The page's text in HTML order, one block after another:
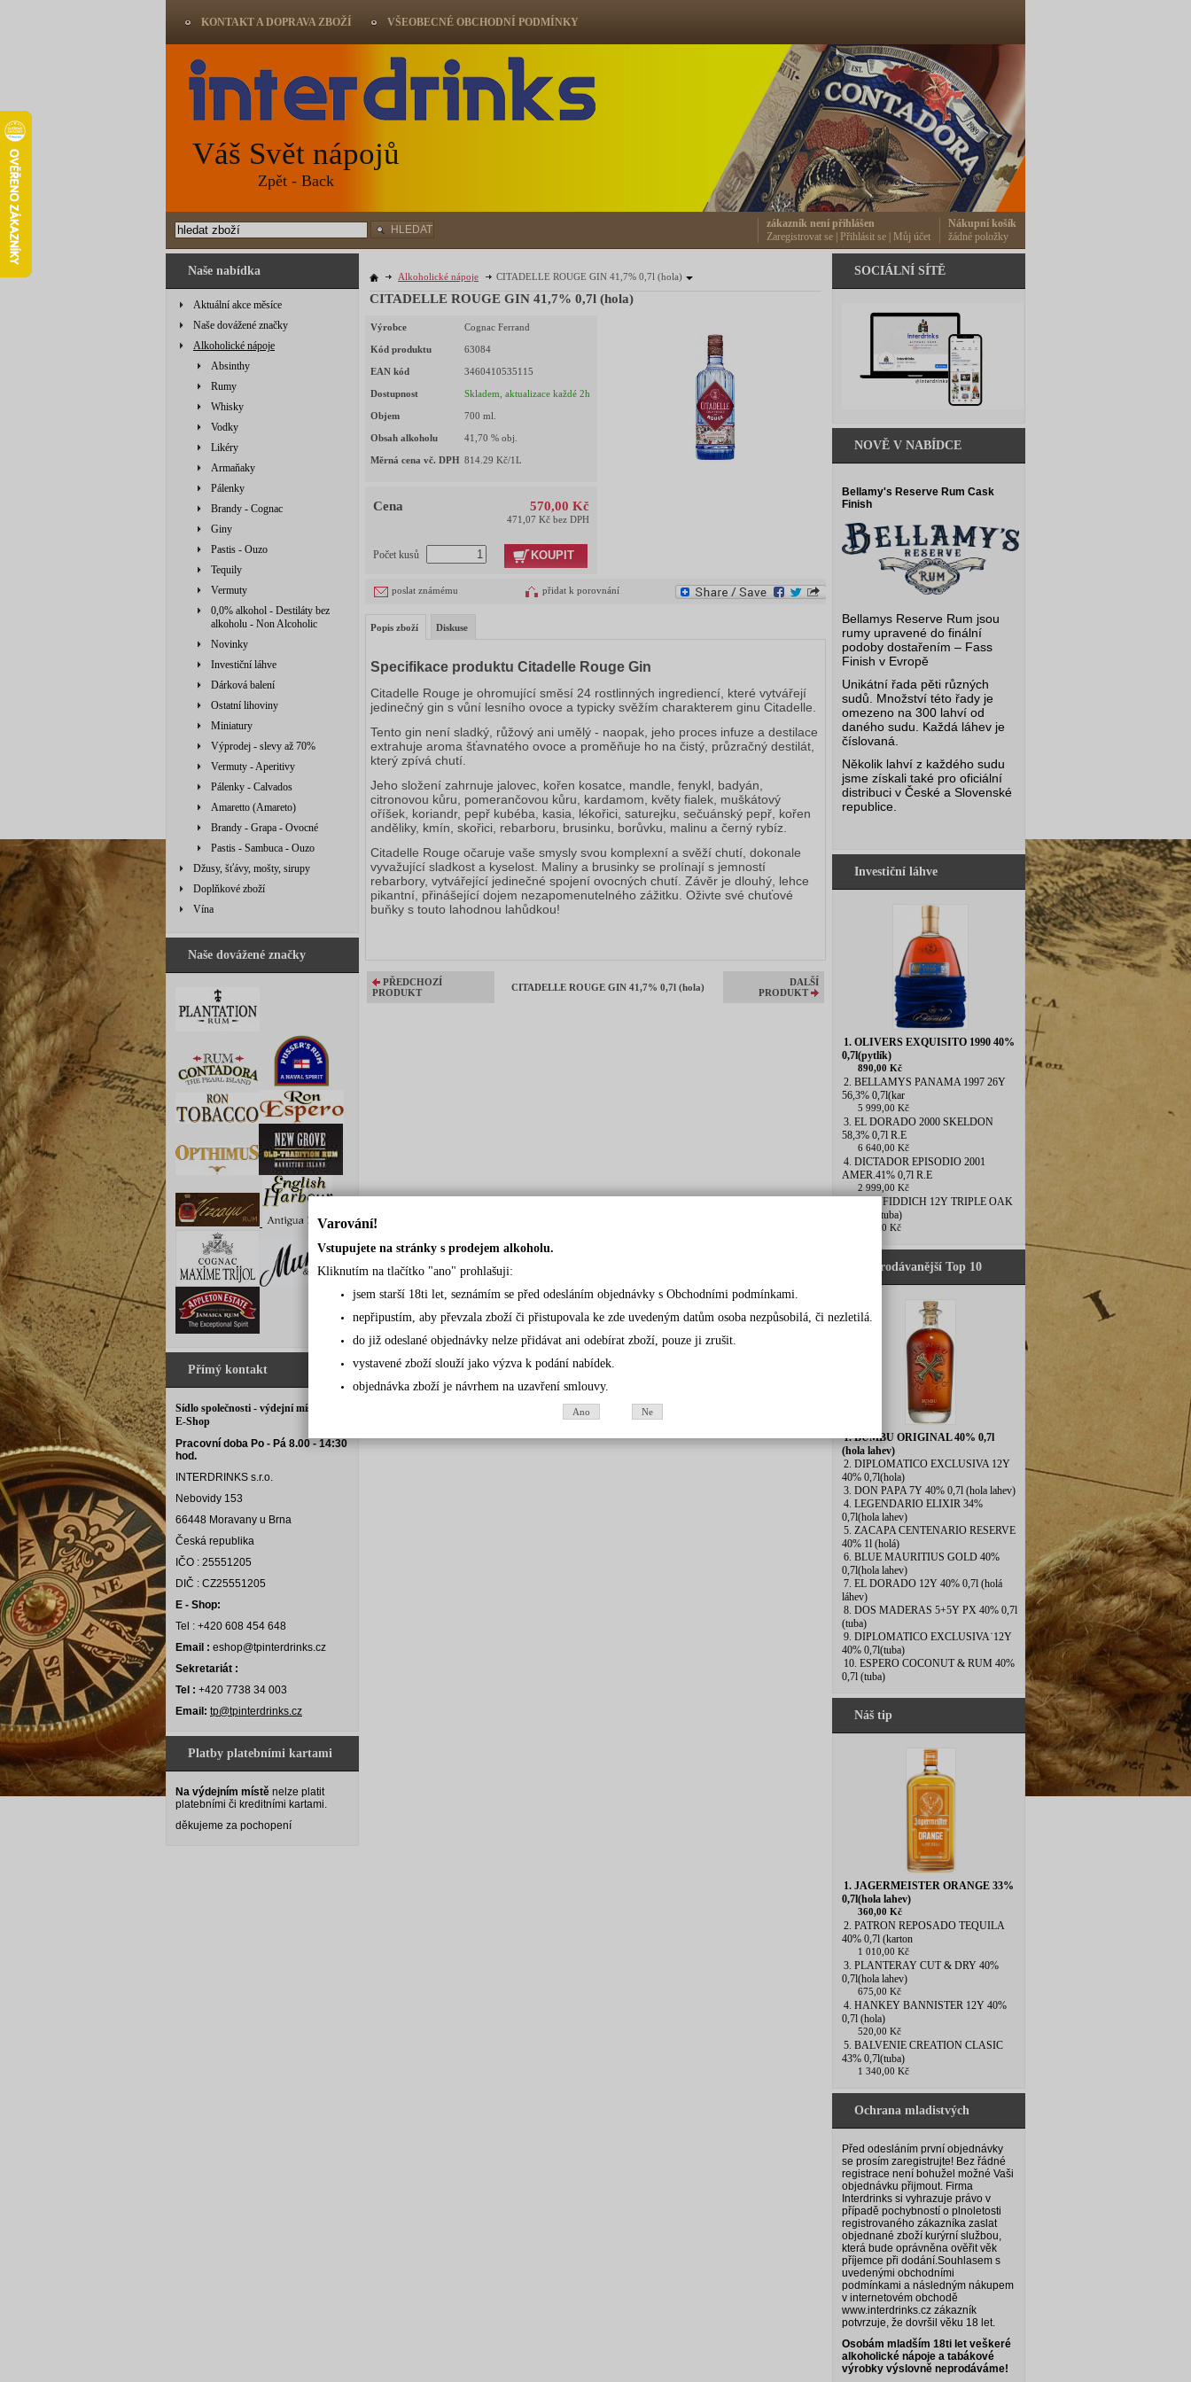
Naše nabídka
Aktuální akce měsíce
Naše dovážené značky
Alkoholické nápoje
Absinthy
Rumy
Whisky
Vodky
Likéry
Armaňaky
Pálenky
Brandy - Cognac
Giny
Pastis - Ouzo
Tequily
Vermuty
0,0% alkohol - Destiláty bez
alkoholu - Non Alcoholic
Novinky
Investiční láhve
Dárková balení
Ostatní lihoviny
Miniatury
Výprodej - slevy až 70%
Vermuty - Aperitivy
Pálenky - Calvados
Amaretto (Amareto)
Brandy - Grapa - Ovocné
Pastis - Sambuca - Ouzo
Džusy, šťávy, mošty, sirupy
Doplňkové zboží
Vína
Naše dovážené značky
Přímý kontakt
Sídlo společnosti - výdejní místo pro
E-Shop
Pracovní doba Po - Pá 8.00 - 14:30
hod.
INTERDRINKS s.r.o.
Nebovidy 153
66448 Moravany u Brna
Česká republika
IČO : 25551205
DIČ : CZ25551205
E - Shop:
Tel : +420 608 454 648
Email : eshop@tpinterdrinks.cz
Sekretariát :
Tel : +420 7738 34 003
Email: tp@tpinterdrinks.cz
Platby platebními kartami
Na výdejním místě nelze platit
platebními či kreditními kartami.
děkujeme za pochopení
Alkoholické nápoje CITADELLE ROUGE GIN 41,7% 0,7l (hola)
CITADELLE ROUGE GIN 41,7% 0,7l (hola)
Výrobce Cognac Ferrand
Kód produktu 63084
EAN kód 3460410535115
Dostupnost Skladem, aktualizace každé 2h
Objem 700 ml.
Obsah alkoholu 41,70 % obj.
Měrná cena vč. DPH 814.29 Kč/1L
Cena 570,00 Kč
471,07 Kč bez DPH
Počet kusů KOUPIT
poslat známému přidat k porovnání
Popis zboží Diskuse
Specifikace produktu Citadelle Rouge Gin
Citadelle Rouge je ohromující směsí 24 rostlinných ingrediencí, které vytvářejí
jedinečný gin s vůní lesního ovoce a typicky svěžím charakterem ginu Citadelle.
Tento gin není sladký, růžový ani umělý - naopak, jeho proces infuze a destilace
extrahuje aroma šťavnatého ovoce a proměňuje ho na čistý, průzračný destilát,
který zpívá chutí.
Jeho složení zahrnuje jalovec, kořen kosatce, mandle, fenykl, badyán,
citronovou kůru, pomerančovou kůru, kardamom, květy fialek, muškátový
oříšek, koriandr, pepř kubéba, kasia, lékořici, saturejku, sečuánský pepř, kořen
anděliky, kmín, skořici, rebarboru, brusinku, borůvku, malinu a černý rybíz.
Citadelle Rouge očaruje vaše smysly svou komplexní a svěží chutí, dokonale
vyvažující sladkost a kyselost. Maliny a brusinky se prolínají s jemností
rebarbory, vytvářející jedinečné spojení ovocných chutí. Závěr je dlouhý, lehce
pikantní, přinášející dojem nezapomenutelného zážitku. Oživte své chuťové
buňky s touto lahodnou lahůdkou!
PŘEDCHOZÍ
PRODUKT
CITADELLE ROUGE GIN 41,7% 0,7l (hola)
DALŠÍ
PRODUKT
SOCIÁLNÍ SÍTĚ
NOVĚ V NABÍDCE
Bellamy's Reserve Rum Cask
Finish
Bellamys Reserve Rum jsou
rumy upravené do finální
podoby dostařením – Fass
Finish v Evropě
Unikátní řada pěti různých
sudů. Množství této řady je
omezeno na 300 lahví od
daného sudu. Každá láhev je
číslovaná.
Několik lahví z každého sudu
jsme získali také pro oficiální
distribuci v České a Slovenské
republice.
Investiční láhve
1. OLIVERS EXQUISITO 1990 40%
0,7l(pytlík)
890,00 Kč
2. BELLAMYS PANAMA 1997 26Y
56,3% 0,7l(kar
5 999,00 Kč
3. EL DORADO 2000 SKELDON
58,3% 0,7l R.E
6 640,00 Kč
4. DICTADOR EPISODIO 2001
AMER.41% 0,7l R.E
2 999,00 Kč
5. GLENFIDDICH 12Y TRIPLE OAK
40%0,7l(tuba)
950,00 Kč
Nejprodávanější Top 10
1. BUMBU ORIGINAL 40% 0,7l
(hola lahev)
2. DIPLOMATICO EXCLUSIVA 12Y
40% 0,7l(hola)
3. DON PAPA 7Y 40% 0,7l (hola lahev)
4. LEGENDARIO ELIXIR 34%
0,7l(hola lahev)
5. ZACAPA CENTENARIO RESERVE
40% 1l (holá)
6. BLUE MAURITIUS GOLD 40%
0,7l(hola lahev)
7. EL DORADO 12Y 40% 0,7l (holá
láhev)
8. DOS MADERAS 5+5Y PX 40% 0,7l
(tuba)
9. DIPLOMATICO EXCLUSIVA˙12Y
40% 0,7l(tuba)
10. ESPERO COCONUT & RUM 40%
0,7l (tuba)
Náš tip
1. JAGERMEISTER ORANGE 33%
0,7l(hola lahev)
360,00 Kč
2. PATRON REPOSADO TEQUILA
40% 0,7l (karton
1 010,00 Kč
3. PLANTERAY CUT & DRY 40%
0,7l(hola lahev)
675,00 Kč
4. HANKEY BANNISTER 12Y 40%
0,7l (hola)
520,00 Kč
5. BALVENIE CREATION CLASIC
43% 0,7l(tuba)
1 340,00 Kč
Ochrana mladistvých
Před odesláním první objednávky
se prosím zaregistrujte! Bez řádné
registrace není bohužel možné Vaši
objednávku přijmout. Firma
Interdrinks si vyhrazuje právo v
případě pochybností o plnoletosti
registrovaného zákazníka zaslat
objednané zboží kurýrní službou,
která bude oprávněna ověřit věk
příjemce při dodání.Souhlasem s
uvedenými obchodními
podmínkami a následným nákupem
v internetovém obchodě
www.interdrinks.cz zákazník
potvrzuje, že dovršil věku 18 let.
Osobám mladším 18ti let veškeré
alkoholické nápoje a tabákové
výrobky výslovně neprodáváme!
KONTAKT A DOPRAVA ZBOŽÍ VŠEOBECNÉ OBCHODNÍ PODMÍNKY
Váš Svět nápojů
Zpět - Back
HLEDAT
Nákupní košík
žádné položky
zákazník není přihlášen
Zaregistrovat se
Přihlásit se Můj účet
Varování!
Vstupujete na stránky s prodejem alkoholu.
Kliknutím na tlačítko "ano" prohlašuji:
jsem starší 18ti let, seznámím se před odesláním objednávky s Obchodními podmínkami.
nepřipustím, aby převzala zboží či přistupovala ke zde uvedeným datům osoba nezpůsobilá, či nezletilá.
do již odeslané objednávky nelze přidávat ani odebírat zboží, pouze ji zrušit.
vystavené zboží slouží jako výzva k podání nabídek.
objednávka zboží je návrhem na uzavření smlouvy.
Ano Ne